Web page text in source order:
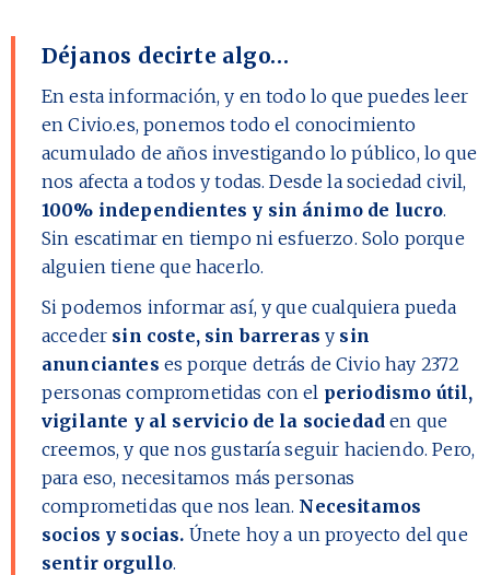
Déjanos decirte algo…
En esta información, y en todo lo que puedes leer
en Civio.es, ponemos todo el conocimiento
acumulado de años investigando lo público, lo que
nos afecta a todos y todas. Desde la sociedad civil,
100% independientes y sin ánimo de lucro.
Sin escatimar en tiempo ni esfuerzo. Solo porque
alguien tiene que hacerlo.
Si podemos informar así, y que cualquiera pueda
acceder sin coste, sin barreras y sin
anunciantes es porque detrás de Civio hay 2372
personas comprometidas con el periodismo útil,
vigilante y al servicio de la sociedad en que
creemos, y que nos gustaría seguir haciendo. Pero,
para eso, necesitamos más personas
comprometidas que nos lean. Necesitamos
socios y socias. Únete hoy a un proyecto del que
sentir orgullo.